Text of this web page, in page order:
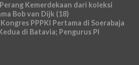
Kemerdekaan dari koleksi
Bob van Dijk (18)
PPPKI Pertama di Soerabaja
di Batavia; Pengurus PI